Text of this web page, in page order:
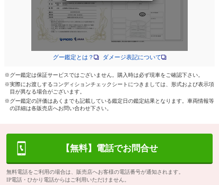
グー鑑定とは？ ダメージ表記について
※グー鑑定は保証サービスではございません。購入時は必ず現車をご確認下さい。
※実際にお渡しするコンディションチェックシートにつきましては、形式および表示項
目が異なる場合がございます。
※グー鑑定の評価はあくまでも記載している鑑定日の鑑定結果となります。車両情報等
の詳細は各販売店へお問い合わせ下さい。
【無料】電話でお問合せ
無料電話をご利用の場合は、販売店へお客様の電話番号が通知されます。
IP電話・ひかり電話からはご利用いただけません。